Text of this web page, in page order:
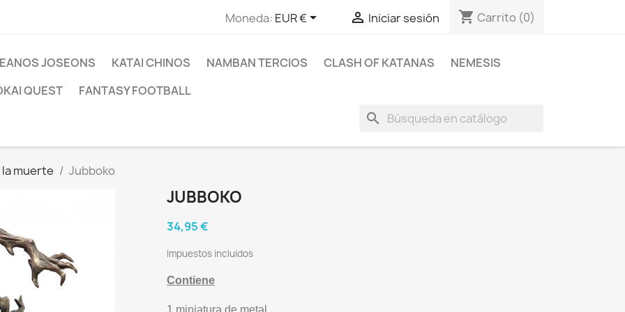
Moneda: EUR €  Iniciar sesión shopping_cart Carrito (0)
JOSEONS KATAI CHINOS NAMBAN TERCIOS CLASH OF KATANAS
NEMESIS
QUEST
FANTASY FOOTBALL
search
muerte Jubboko
JUBBOKO
34,95 €
Impuestos incluidos
Contiene
1 miniatura de metal.